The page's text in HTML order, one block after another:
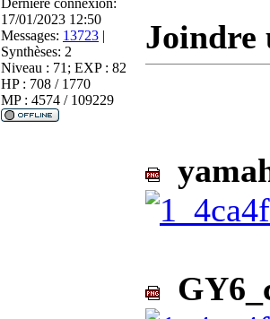
Dernière connexion:
17/01/2023 12:50
Messages: 13723 |
Synthèses: 2
Niveau : 71; EXP : 82
HP : 708 / 1770
MP : 4574 / 109229
Joindre